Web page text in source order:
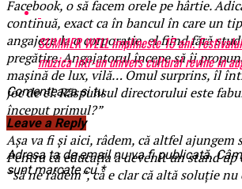
Facebook, o să facem orele pe hârtie.
continuă, exact ca în bancul în care un
angajeze la o corporație, el fiind fără
pregătire. Angajatorul începe să îi
mașină de lux, vilă… Omul surprins, îl
joc de el. Răspunsul directorului este
început primul?”
Așa va fi și aici, râdem, că altfel ajungem
Pentru că educația a devenit un stand up
”să ne râdem”, că e clar că altă soluție nu
SUMMER WELL implineste 15 ani.
muzica intr-un univers cultural revine in
Comenteaza si tu
Leave a Reply
Adresa ta de email nu va fi publicată.
sunt marcate cu*